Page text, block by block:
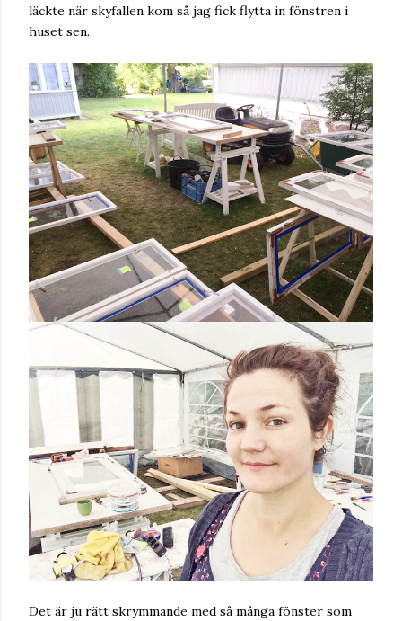
läckte när skyfallen kom så jag fick flytta in fönstren i
huset sen.
Det är ju rätt skrymmande med så många fönster som